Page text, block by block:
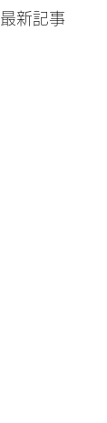
最新記事